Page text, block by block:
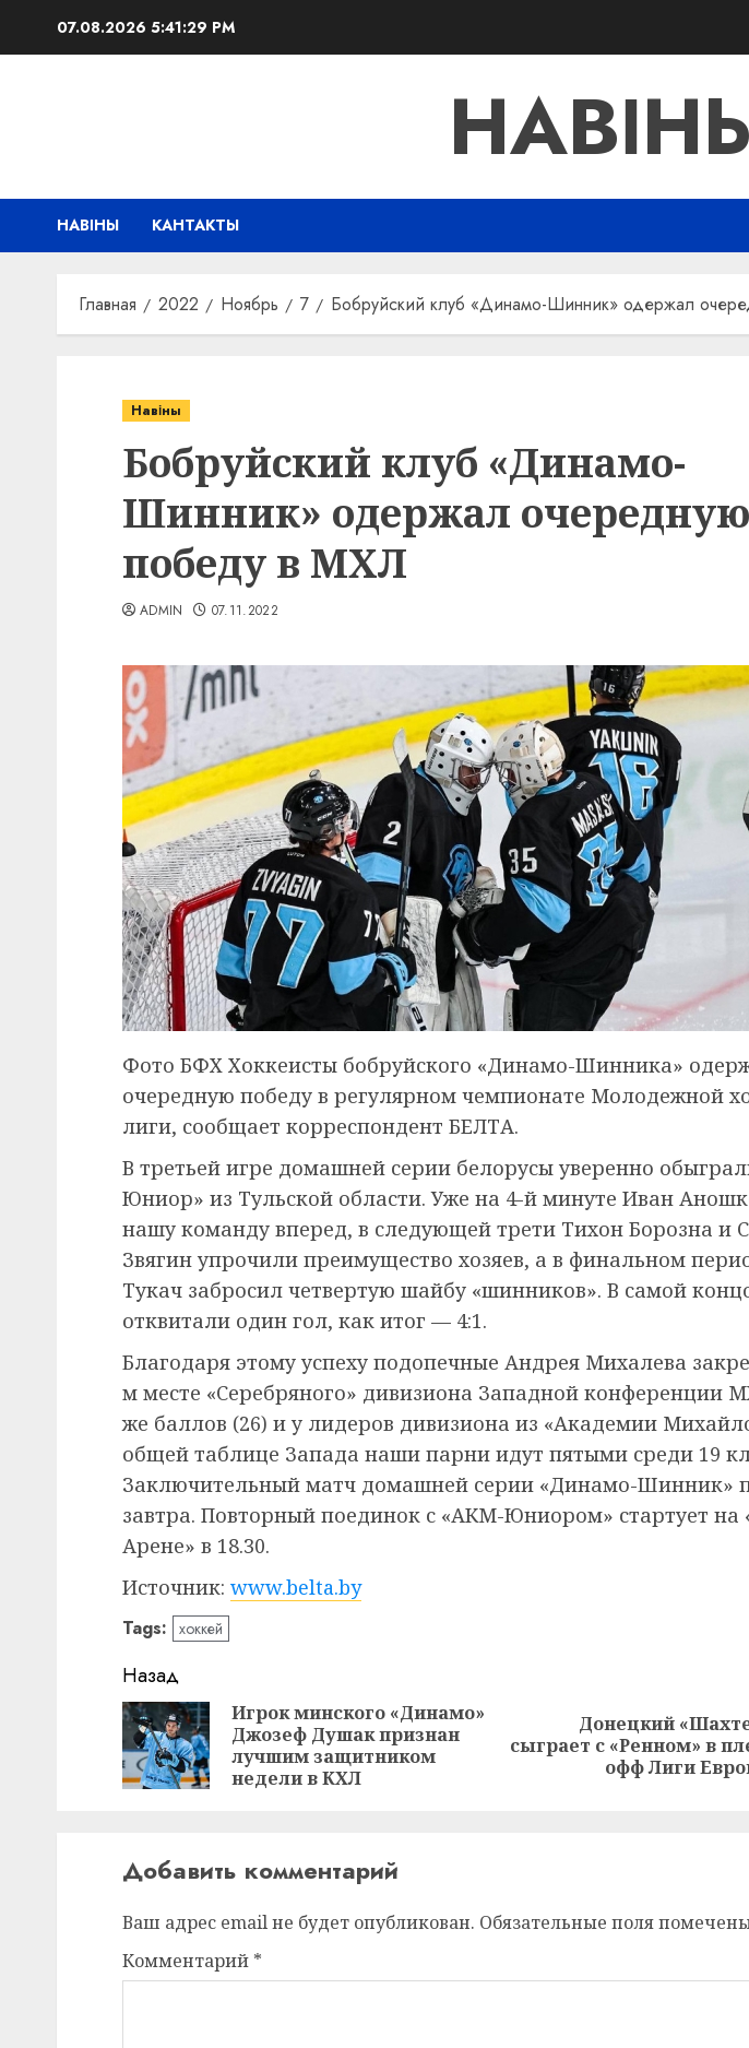
07.08.2026 5:41:30 PM
НАВІНЫ КАНТАКТЫ
Главная 2022 Ноябрь 7 Бобруйский клуб «Динамо-Шинник» одержал
Навіны
Бобруйский клуб «Динамо-
Шинник» одержал очередную
победу в МХЛ
ADMIN 07.11.2022
Фото БФХ Хоккеисты бобруйского «Динамо-Шинника»
очередную победу в регулярном чемпионате Молодежной
лиги, сообщает корреспондент БЕЛТА.
В третьей игре домашней серии белорусы уверенно
Юниор» из Тульской области. Уже на 4-й минуте Иван
нашу команду вперед, в следующей трети Тихон Борозна и
Звягин упрочили преимущество хозяев, а в финальном
Тукач забросил четвертую шайбу «шинников». В самой
отквитали один гол, как итог — 4:1.
Благодаря этому успеху подопечные Андрея Михалева
м месте «Серебряного» дивизиона Западной конференции
же баллов (26) и у лидеров дивизиона из «Академии
общей таблице Запада наши парни идут пятыми среди 19
Заключительный матч домашней серии «Динамо-Шинник»
завтра. Повторный поединок с «АКМ-Юниором» стартует
Арене» в 18.30.
Источник: www.belta.by
Tags: хоккей
Навигация
записи
Назад
Предыдущая
Игрок минского «Динамо»
Джозеф Душак признан
лучшим защитником
недели в КХЛ
Следующая
Донецкий
сыграет с «Ренном» в
офф Лиги
Добавить комментарий
Ваш адрес email не будет опубликован. Обязательные поля
Комментарий *